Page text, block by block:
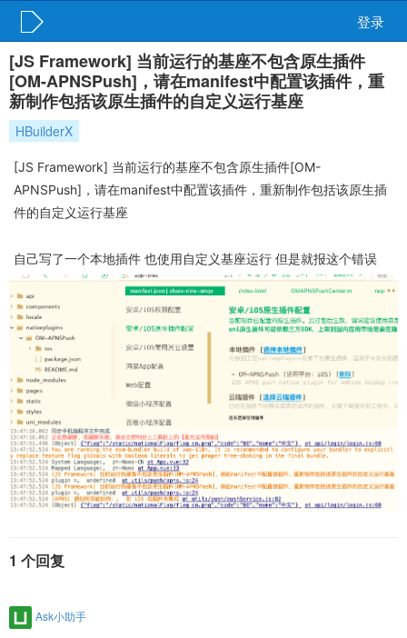
登录
[JS Framework] 当前运行的基座不包含原生插件
[OM-APNSPush]，请在manifest中配置该插件，重
新制作包括该原生插件的自定义运行基座
HBuilderX
[JS Framework] 当前运行的基座不包含原生插件[OM-
APNSPush]，请在manifest中配置该插件，重新制作包括该原生插
件的自定义运行基座
自己写了一个本地插件 也使用自定义基座运行 但是就报这个错误
1 个回复
Ask小助手